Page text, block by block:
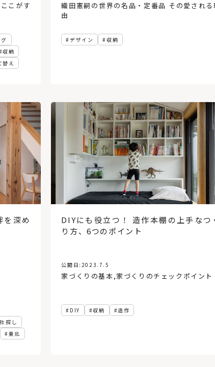
こがす
収納
替え
織田憲嗣の世界の名品・定番品 その愛される
由
デザイン 収納
を深め
探し
東北
DIYにも役立つ！ 造作本棚の上手なつ
り方、6つのポイント
公開日: 2023.7.5
家づくりの基本,家づくりのチェックポイント
DIY 収納 造作